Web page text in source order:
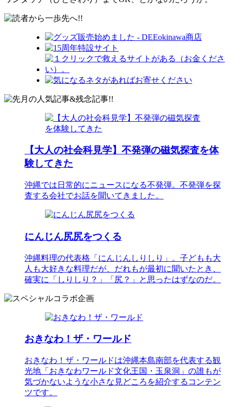
【大人の社会科見学】不発弾の磁気探査を体
験してきた
沖縄では日常的にニュースになる不発弾。不発弾を探
査する会社でお話を聞いてきました。
にんじん尻尻をつくる
沖縄料理の代表格「にんじんしりしり」。子どもも大
人も大好きな料理だが、だれもが最初に聞いたとき、
確実に「しりしり？」「尻？」と思ったはずなのだ。
おきなわ！ザ・ワールド
おきなわ！ザ・ワールドは沖縄本島南部を代表する観
光地「おきなわワールド文化王国・玉泉洞」の誰もが
気づかないような小さな見どころを紹介するコンテン
ツです。